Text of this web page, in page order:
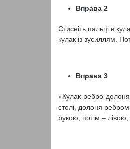
Вправа 2
Стисніть пальці в
кулак із зусиллям.
Вправа 3
«Кулак-ребро-
столі, долоня
рукою, потім –